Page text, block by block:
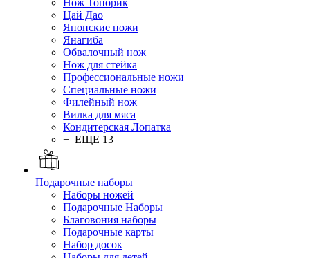
Нож Топорик
Цай Дао
Японские ножи
Янагиба
Обвалочный нож
Нож для стейка
Профессиональные ножи
Специальные ножи
Филейный нож
Вилка для мяса
Кондитерская Лопатка
+ ЕЩЕ 13
Подарочные наборы
Наборы ножей
Подарочные Наборы
Благовония наборы
Подарочные карты
Набор досок